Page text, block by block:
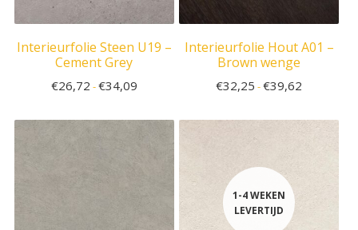
Interieurfolie Steen U19 –
Cement Grey
€26,72 -€34,09
Interieurfolie Hout A01 –
Brown wenge
€32,25 -€39,62